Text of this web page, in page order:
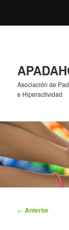
Asociación de
e Hiperactividad
Navegación
← Anterior